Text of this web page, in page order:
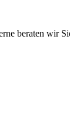
beraten wir